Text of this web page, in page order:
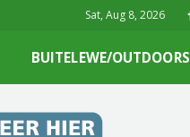
Sat, Aug 8, 2026
BUITELEWE/OUTDOORS